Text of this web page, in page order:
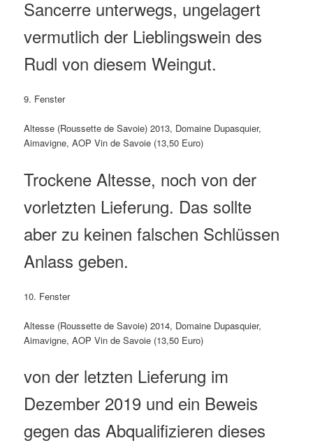
Sancerre unterwegs, ungelagert
vermutlich der Lieblingswein des
Rudl von diesem Weingut.
9. Fenster
Altesse (Roussette de Savoie) 2013, Domaine Dupasquier,
Aimavigne, AOP Vin de Savoie (13,50 Euro)
Trockene Altesse, noch von der
vorletzten Lieferung. Das sollte
aber zu keinen falschen Schlüssen
Anlass geben.
10. Fenster
Altesse (Roussette de Savoie) 2014, Domaine Dupasquier,
Aimavigne, AOP Vin de Savoie (13,50 Euro)
von der letzten Lieferung im
Dezember 2019 und ein Beweis
gegen das Abqualifizieren dieses